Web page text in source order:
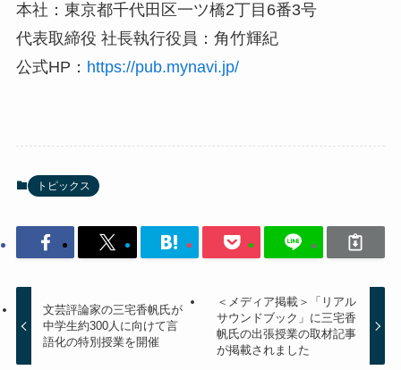
本社：東京都千代田区一ツ橋2丁目6番3号
代表取締役 社長執行役員：角竹輝紀
公式HP： https://pub.mynavi.jp/
トピックス
文芸評論家の三宅香帆氏が
中学生約300人に向けて言
語化の特別授業を開催
＜メディア掲載＞「リアル
サウンドブック」に三宅香
帆氏の出張授業の取材記事
が掲載されました